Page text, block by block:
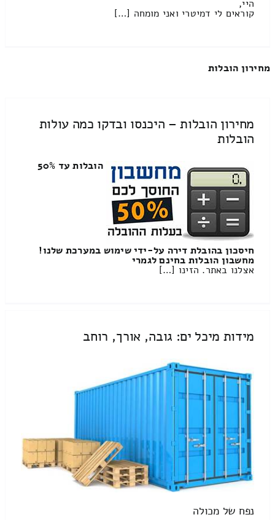
היי,
קוראים לי דמיטרי ואני מומחה […]
מחירון הובלות
מחירון הובלות – היכנסו ובדקו כמה עולות
הובלות
הובלות עד 50%
חיסכון בהובלת דירה על-ידי שימוש במערכת שלנו!
מחשבון הובלות בחינם לגמרי
אצלנו באתר. הזינו […]
מידות מיכל ים: גובה, אורך, רוחב
נפח של מכולה